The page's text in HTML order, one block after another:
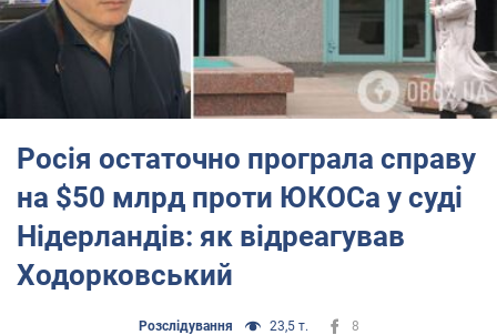
Росія остаточно програла справу
на $50 млрд проти ЮКОСа у суді
Нідерландів: як відреагував
Ходорковський
Розслідування 23,5 т. 8